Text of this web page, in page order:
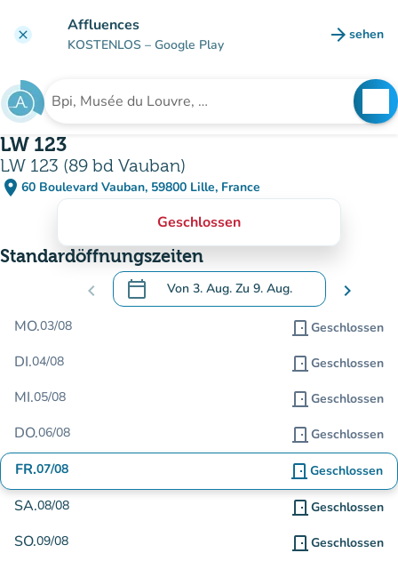
clear Affluences
KOSTENLOS – Google Play arrow_forward sehen
(new
Suche nach einer Einrichtung
LW 123
LW 123 (89 bd Vauban)
place 60 Boulevard Vauban, 59800 Lille, France
(in Google Maps öffnen)
(new tab)
Geschlossen
Standardöffnungszeiten
chevron_left calendar_today Von 3. Aug. Zu 9. Aug.
.Öffnen Sie den Kalender, um Daten zu
chevron_right
MO.03/08 door_front Geschlossen
DI.04/08 door_front Geschlossen
MI.05/08 door_front Geschlossen
DO.06/08 door_front Geschlossen
FR.07/08 door_front Geschlossen
SA.08/08 door_front Geschlossen
SO.09/08 door_front Geschlossen